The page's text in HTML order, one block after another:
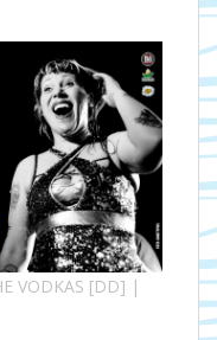
VODKAS [DD] |